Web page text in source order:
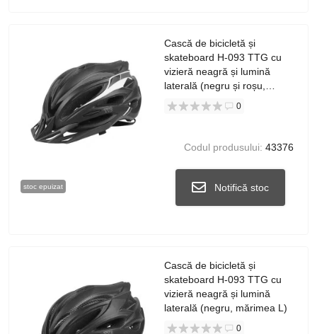
stoc epuizat
Cască de bicicletă și
skateboard H-093 TTG cu
vizieră neagră și lumină
laterală (negru și roșu,
mărimea L)
0
Codul produsului: 43376
Notifică stoc
Cască de bicicletă și
skateboard H-093 TTG cu
vizieră neagră și lumină
laterală (negru, mărimea L)
0